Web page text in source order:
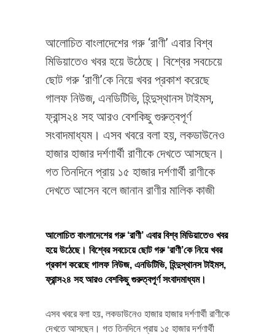
আলোচিত বাংলাদেশের গরু ‘রাণী’ এবার বিশ্ব
মিডিয়াতেও খবর হয়ে উঠেছে। বিশ্বের সবচেয়ে
ছোট গরু ‘রাণী’কে নিয়ে খবর প্রকাশ করেছে
গালফ নিউজ, এনডিটিভি, হিন্দুস্থানস টাইমস,
ফ্রান্স২৪ সহ আরও বেশকিছু গুরুত্বপূর্ণ
সংবাদমাধ্যম। এসব খবরে বলা হয়, লকডাউনেও
হাজার হাজার দর্শণার্থী রাণীকে দেখতে আসছেন।
গত তিনদিনে প্রায় ১৫ হাজার দর্শণার্থী রাণীকে
দেখতে আসেন বলে জানান রাণীর মালিক কাজী
আলোচিত বাংলাদেশের গরু ‘রাণী’ এবার বিশ্ব মিডিয়াতেও খবর
হয়ে উঠেছে। বিশ্বের সবচেয়ে ছোট গরু ‘রাণী’কে নিয়ে খবর
প্রকাশ করেছে গালফ নিউজ, এনডিটিভি, হিন্দুস্থানস টাইমস,
ফ্রান্স২৪ সহ আরও বেশকিছু গুরুত্বপূর্ণ সংবাদমাধ্যম।
এসব খবরে বলা হয়, লকডাউনেও হাজার হাজার দর্শণার্থী রাণীকে
দেখতে আসছেন। গত তিনদিনে প্রায় ১৫ হাজার দর্শণার্থী